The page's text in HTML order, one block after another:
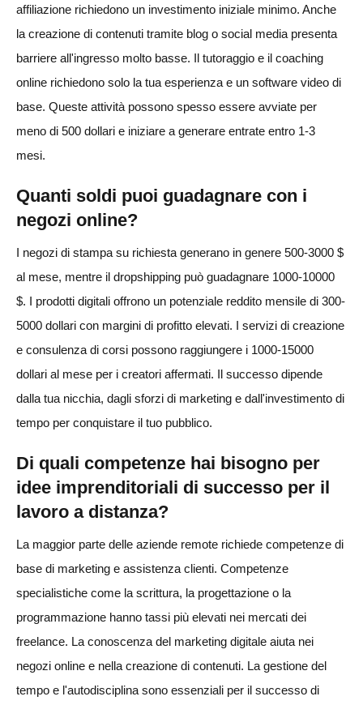
affiliazione richiedono un investimento iniziale minimo. Anche
la creazione di contenuti tramite blog o social media presenta
barriere all'ingresso molto basse. Il tutoraggio e il coaching
online richiedono solo la tua esperienza e un software video di
base. Queste attività possono spesso essere avviate per
meno di 500 dollari e iniziare a generare entrate entro 1-3
mesi.
Quanti soldi puoi guadagnare con i
negozi online?
I negozi di stampa su richiesta generano in genere 500-3000 $
al mese, mentre il dropshipping può guadagnare 1000-10000
$. I prodotti digitali offrono un potenziale reddito mensile di 300-
5000 dollari con margini di profitto elevati. I servizi di creazione
e consulenza di corsi possono raggiungere i 1000-15000
dollari al mese per i creatori affermati. Il successo dipende
dalla tua nicchia, dagli sforzi di marketing e dall'investimento di
tempo per conquistare il tuo pubblico.
Di quali competenze hai bisogno per
idee imprenditoriali di successo per il
lavoro a distanza?
La maggior parte delle aziende remote richiede competenze di
base di marketing e assistenza clienti. Competenze
specialistiche come la scrittura, la progettazione o la
programmazione hanno tassi più elevati nei mercati dei
freelance. La conoscenza del marketing digitale aiuta nei
negozi online e nella creazione di contenuti. La gestione del
tempo e l'autodisciplina sono essenziali per il successo di